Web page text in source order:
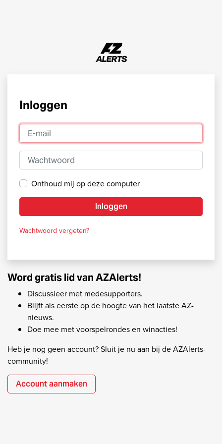
Inloggen
E-mail
Wachtwoord
Onthoud mij op deze computer
Inloggen
Wachtwoord vergeten?
Word gratis lid van AZAlerts!
Discussieer met medesupporters.
Blijft als eerste op de hoogte van het laatste AZ-
nieuws.
Doe mee met voorspelrondes en winacties!
Heb je nog geen account? Sluit je nu aan bij de AZAlerts-
community!
Account aanmaken